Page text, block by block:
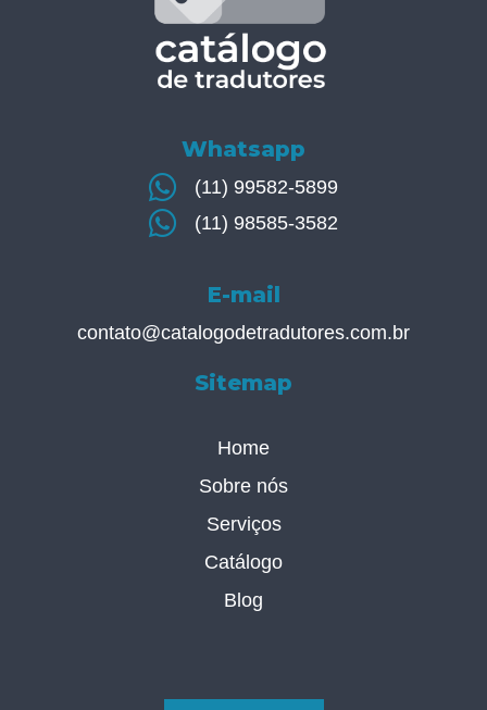
Whatsapp
(11) 99582-5899
(11) 98585-3582
E-mail
contato@catalogodetradutores.com.br
Sitemap
Home
Sobre nós
Serviços
Catálogo
Blog